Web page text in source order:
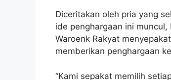
Diceritakan oleh pria yang
ide penghargaan ini
Waroenk Rakyat
memberikan penghargaan
“Kami sepakat memilih